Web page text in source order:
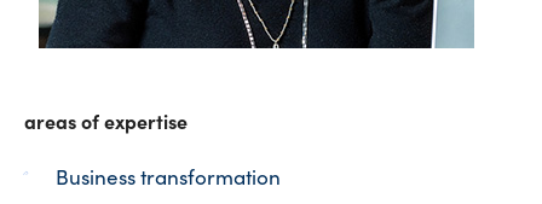
areas of expertise
Business transformation